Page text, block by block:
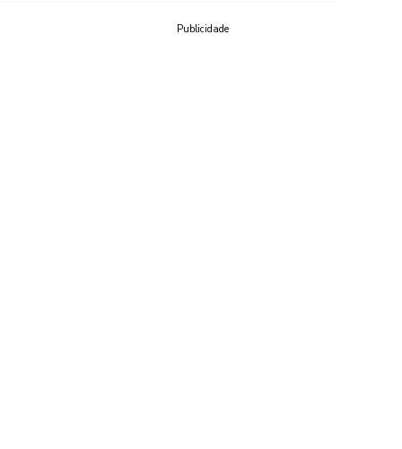
Publicidade